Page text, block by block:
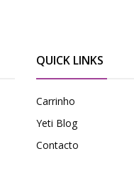
QUICK LINKS
Carrinho
Yeti Blog
Contacto